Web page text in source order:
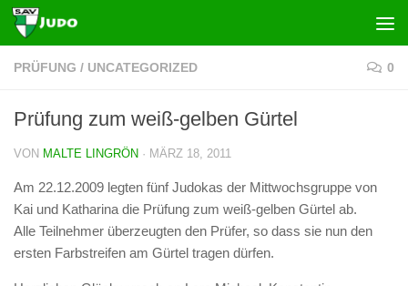
Zum Inhalt springen
PRÜFUNG / UNCATEGORIZED 0
Prüfung zum weiß-gelben Gürtel
VON MALTE LINGRÖN · MÄRZ 18, 2011
Am 22.12.2009 legten fünf Judokas der Mittwochsgruppe von
Kai und Katharina die Prüfung zum weiß-gelben Gürtel ab.
Alle Teilnehmer überzeugten den Prüfer, so dass sie nun den
ersten Farbstreifen am Gürtel tragen dürfen.